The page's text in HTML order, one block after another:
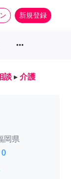
新規登録
more_horiz
談 ▸ 介護
岡県
0